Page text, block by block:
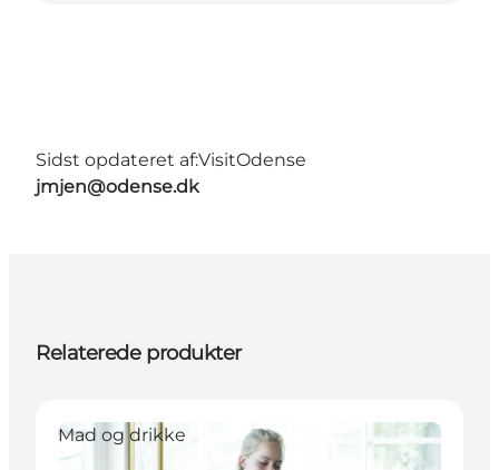
Sidst opdateret af:VisitOdense
jmjen@odense.dk
Relaterede produkter
Mad og drikke